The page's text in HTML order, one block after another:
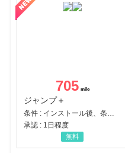
705
ジャンプ＋
承認 : 1日程度
無料